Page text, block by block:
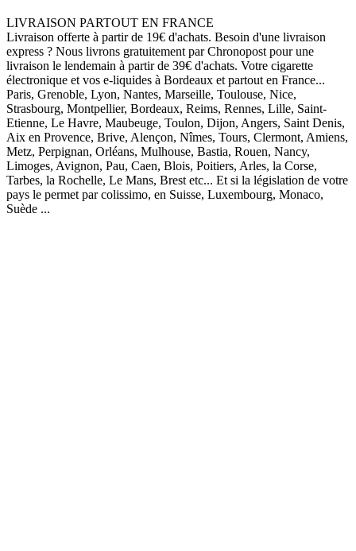
LIVRAISON PARTOUT EN FRANCE
Livraison offerte à partir de 19€ d'achats. Besoin d'une livraison
express ? Nous livrons gratuitement par Chronopost pour une
livraison le lendemain à partir de 39€ d'achats. Votre cigarette
électronique et vos e-liquides à Bordeaux et partout en France...
Paris, Grenoble, Lyon, Nantes, Marseille, Toulouse, Nice,
Strasbourg, Montpellier, Bordeaux, Reims, Rennes, Lille, Saint-
Etienne, Le Havre, Maubeuge, Toulon, Dijon, Angers, Saint Denis,
Aix en Provence, Brive, Alençon, Nîmes, Tours, Clermont, Amiens,
Metz, Perpignan, Orléans, Mulhouse, Bastia, Rouen, Nancy,
Limoges, Avignon, Pau, Caen, Blois, Poitiers, Arles, la Corse,
Tarbes, la Rochelle, Le Mans, Brest etc... Et si la législation de votre
pays le permet par colissimo, en Suisse, Luxembourg, Monaco,
Suède ...